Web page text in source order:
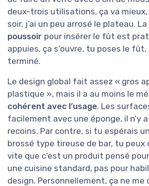
deux-trois utilisations, ça va
soir, j’ai un peu arrosé le plateau. La
poussoir pour insérer le fût est
appuies, ça s’ouvre, tu poses le
terminé.
Le design global fait assez « gros
plastique », mais il a au moins le
cohérent avec l’usage. Les
facilement avec une éponge, il n’y
recoins. Par contre, si tu espérais
brossé type tireuse de bar, tu peux
vite que c’est un produit pensé
une cuisine standard, pas pour
design. Personnellement, ça ne me